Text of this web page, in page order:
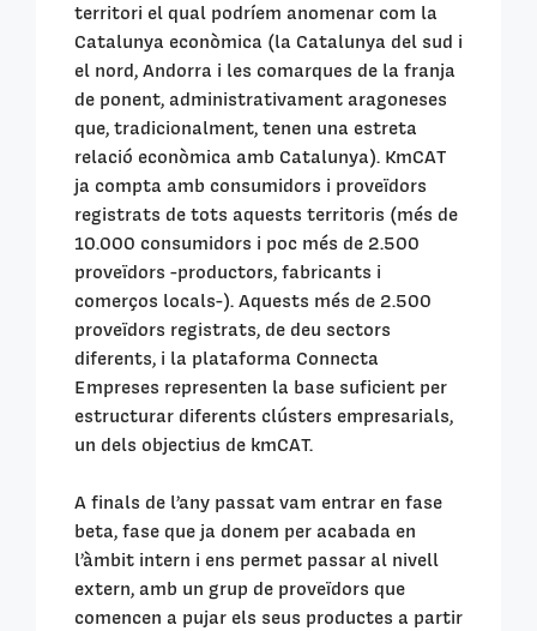
territori el qual podríem anomenar com la
Catalunya econòmica (la Catalunya del sud i
el nord, Andorra i les comarques de la franja
de ponent, administrativament aragoneses
que, tradicionalment, tenen una estreta
relació econòmica amb Catalunya). KmCAT
ja compta amb consumidors i proveïdors
registrats de tots aquests territoris (més de
10.000 consumidors i poc més de 2.500
proveïdors -productors, fabricants i
comerços locals-). Aquests més de 2.500
proveïdors registrats, de deu sectors
diferents, i la plataforma Connecta
Empreses representen la base suficient per
estructurar diferents clústers empresarials,
un dels objectius de kmCAT.
A finals de l’any passat vam entrar en fase
beta, fase que ja donem per acabada en
l’àmbit intern i ens permet passar al nivell
extern, amb un grup de proveïdors que
comencen a pujar els seus productes a partir